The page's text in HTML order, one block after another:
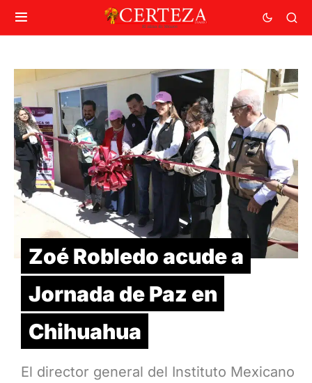
Zoé Robledo acude a
Jornada de Paz en
Chihuahua
El director general del Instituto Mexicano